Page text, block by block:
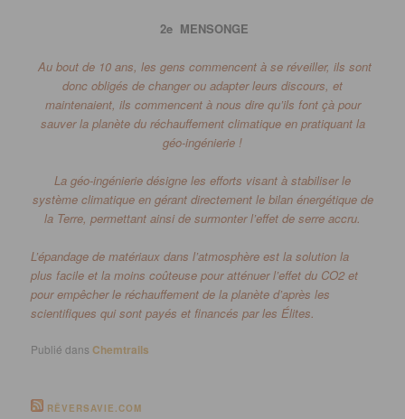
2e MENSONGE
Au bout de 10 ans, les gens commencent à se réveiller, ils sont
donc obligés de changer ou adapter leurs discours, et
maintenaient, ils commencent à nous dire qu’ils font çà pour
sauver la planète du réchauffement climatique en pratiquant la
géo-ingénierie !
La géo-ingénierie désigne les efforts visant à stabiliser le
système climatique en gérant directement le bilan énergétique de
la Terre, permettant ainsi de surmonter l’effet de serre accru.
L’épandage de matériaux dans l’atmosphère est la solution la
plus facile et la moins coûteuse pour atténuer l’effet du CO2et
pour empêcher le réchauffement de la planète d’après les
scientifiques qui sont payés et financés par les Élites.
Publié dans Chemtrails
RÊVERSAVIE.COM